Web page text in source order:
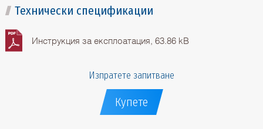
Технически спецификации
Инструкция за експлоатация, 63.86 kB
Изпратете запитване
Купете